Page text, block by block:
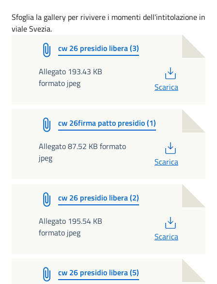
Sfoglia la gallery per rivivere i momenti dell'intitolazione in
viale Svezia.
cw 26 presidio libera (3)
Allegato 193.43 KB
formato jpeg
Scarica
cw 26firma patto presidio (1)
Allegato 87.52 KB formato
jpeg
Scarica
cw 26 presidio libera (2)
Allegato 195.54 KB
formato jpeg
Scarica
cw 26 presidio libera (5)